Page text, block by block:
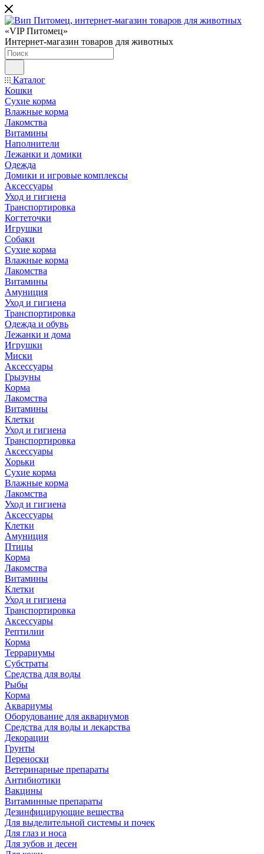
«VIP Питомец»
Интернет-магазин товаров для животных
Каталог
Кошки
Сухие корма
Влажные корма
Лакомства
Витамины
Наполнители
Лежанки и домики
Одежда
Домики и игровые комплексы
Аксессуары
Уход и гигиена
Транспортировка
Когтеточки
Игрушки
Собаки
Сухие корма
Влажные корма
Лакомства
Витамины
Амуниция
Уход и гигиена
Транспортировка
Одежда и обувь
Лежанки и дома
Игрушки
Миски
Аксессуары
Грызуны
Корма
Лакомства
Витамины
Клетки
Уход и гигиена
Транспортировка
Аксессуары
Хорьки
Сухие корма
Влажные корма
Лакомства
Уход и гигиена
Аксессуары
Клетки
Амуниция
Птицы
Корма
Лакомства
Витамины
Клетки
Уход и гигиена
Транспортировка
Аксессуары
Рептилии
Корма
Террариумы
Субстраты
Средства для воды
Рыбы
Корма
Аквариумы
Оборудование для аквариумов
Средства для воды и лекарства
Декорации
Грунты
Переноски
Ветеринарные препараты
Антибиотики
Вакцины
Витаминные препараты
Дезинфицирующие вещества
Для выделительной системы и почек
Для глаз и носа
Для зубов и десен